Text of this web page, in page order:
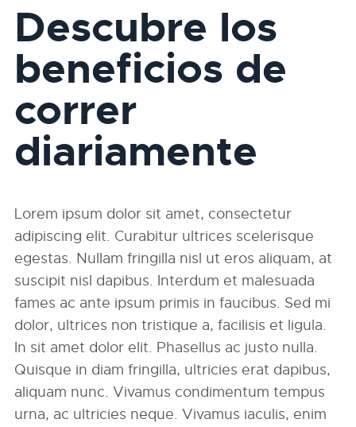
Descubre los
beneficios de
correr
diariamente
Lorem ipsum dolor sit amet, consectetur
adipiscing elit. Curabitur ultrices scelerisque
egestas. Nullam fringilla nisl ut eros aliquam, at
suscipit nisl dapibus. Interdum et malesuada
fames ac ante ipsum primis in faucibus. Sed mi
dolor, ultrices non tristique a, facilisis et ligula.
In sit amet dolor elit. Phasellus ac justo nulla.
Quisque in diam fringilla, ultricies erat dapibus,
aliquam nunc. Vivamus condimentum tempus
urna, ac ultricies neque. Vivamus iaculis, enim